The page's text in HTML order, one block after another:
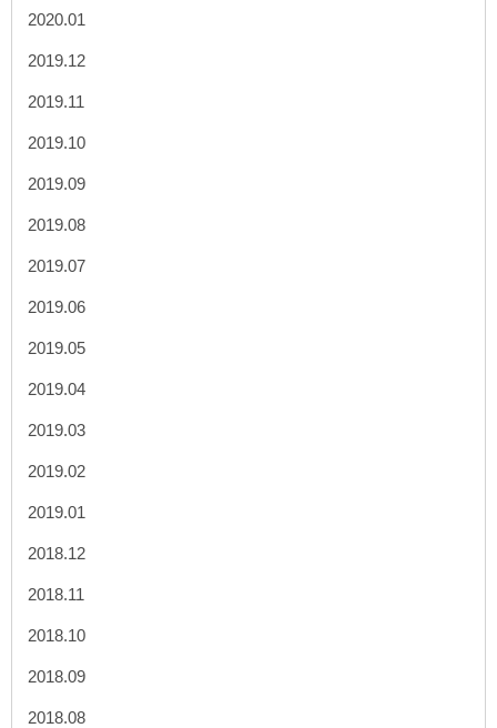
2020.01
2019.12
2019.11
2019.10
2019.09
2019.08
2019.07
2019.06
2019.05
2019.04
2019.03
2019.02
2019.01
2018.12
2018.11
2018.10
2018.09
2018.08